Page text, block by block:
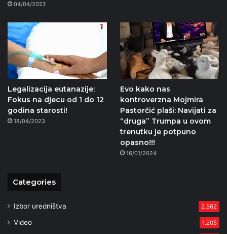
04/04/2022
Legalizacija eutanazije:
Fokus na djecu od 1 do 12
godina starosti!
18/04/2023
Evo kako nas
kontroverzna Mojmira
Pastorčić plaši: Navijati za
“druga” Trumpa u ovom
trenutku je potpuno
opasno!!!
16/01/2024
Categories
Izbor uredništva 2.562
Video 1.205